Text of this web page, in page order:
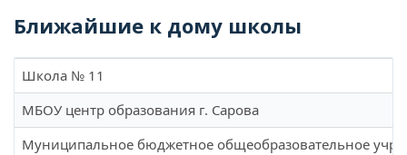
Ближайшие к дому школы
Школа № 11
МБОУ центр образования г. Сарова
Муниципальное бюджетное общеобразовательное